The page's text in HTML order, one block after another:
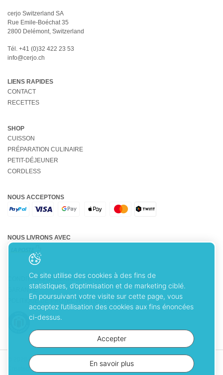
cerjo Switzerland SA
Rue Emile-Boéchat 35
2800 Delémont, Switzerland
Tél. +41 (0)32 422 23 53
info@cerjo.ch
LIENS RAPIDES
CONTACT
RECETTES
SHOP
CUISSON
PRÉPARATION CULINAIRE
PETIT-DÉJEUNER
CORDLESS
NOUS ACCEPTONS
NOUS LIVRONS AVEC
CONDITIONS GÉNÉRALES DE VENTE
GARANTIE
POLITIQUE DE PROTECTION DES DONNÉES
© 2026 Cuisinart. Tous droits réservés
Created with
Generated with IceCube2.Net
Ce site utilise des cookies à des fins de
statistiques, d’optimisation et de marketing ciblé.
En poursuivant votre visite sur cette page, vous
acceptez l’utilisation des cookies aux fins énoncées
ci-dessus.
Accepter
En savoir plus